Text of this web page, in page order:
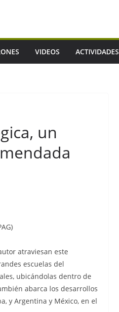
VIDEOS ACTIVIDADES
un
atraviesan este
escuelas del
ubicándolas dentro de
abarca los desarrollos
y Argentina y México, en el